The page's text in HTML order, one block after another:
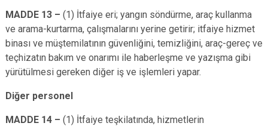
MADDE 13 – (1) İtfaiye eri; yangın söndürme, araç kullanma
ve arama-kurtarma, çalışmalarını yerine getirir; itfaiye hizmet
binası ve müştemilatının güvenliğini, temizliğini, araç-gereç ve
teçhizatın bakım ve onarımı ile haberleşme ve yazışma gibi
yürütülmesi gereken diğer iş ve işlemleri yapar.
Diğer personel
MADDE 14 – (1) İtfaiye teşkilatında, hizmetlerin